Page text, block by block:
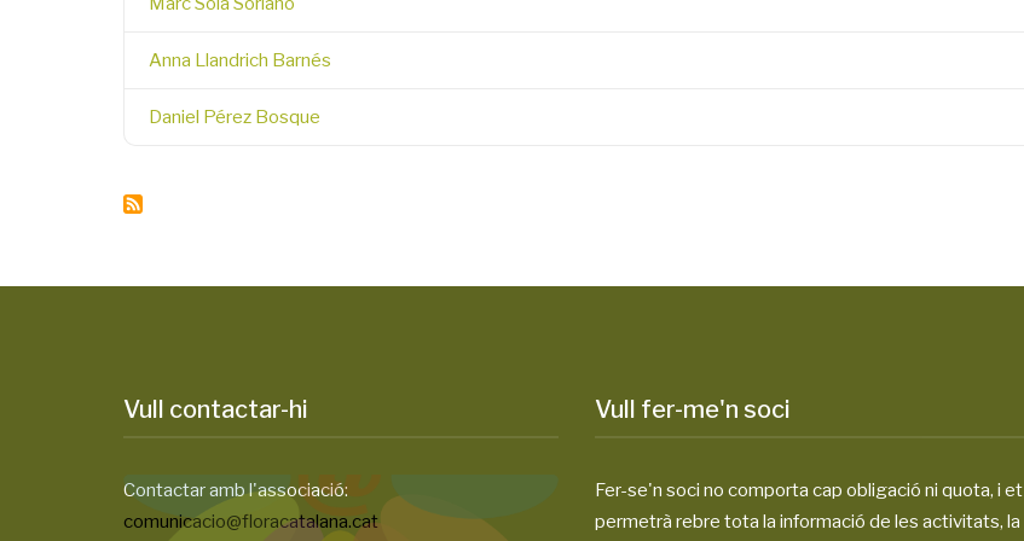
Anna Llandrich Barnés
Daniel Pérez Bosque
Vull contactar-hi
Contactar amb l'associació:
comunicacio@floracatalana.cat
Vull fer-me'n soci
Fer-se'n soci no comporta cap obligació ni quota, i et
permetrà rebre tota la informació de les activitats, la